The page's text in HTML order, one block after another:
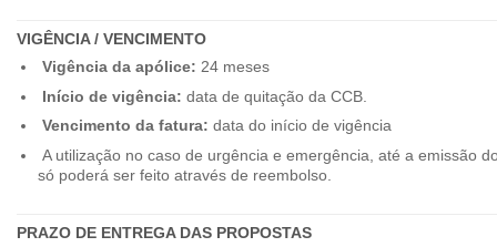
VIGÊNCIA / VENCIMENTO
Vigência da apólice: 24 meses
Início de vigência: data de quitação da CCB.
Vencimento da fatura: data do início de vigência
A utilização no caso de urgência e emergência, até a emissão
só poderá ser feito através de reembolso.
PRAZO DE ENTREGA DAS PROPOSTAS